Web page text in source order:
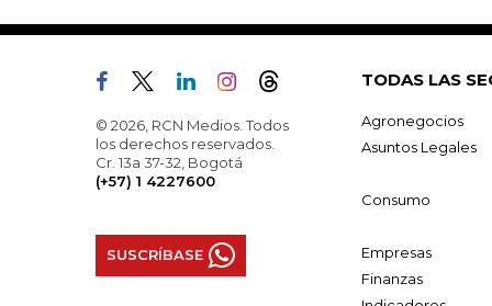
© 2026, RCN Medios. Todos
los derechos reservados.
Cr. 13a 37-32, Bogotá
(+57) 1 4227600
SUSCRÍBASE
TODAS LAS
Agronegocios
Asuntos Legales
Consumo
Empresas
Finanzas